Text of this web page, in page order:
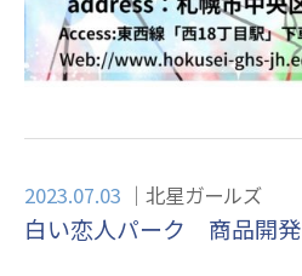
2023.07.03 北星ガールズ
白い恋人パーク 商品開発